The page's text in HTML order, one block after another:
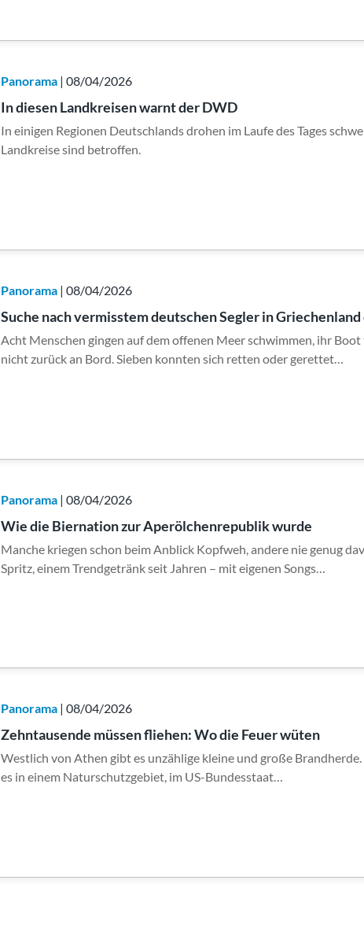
Panorama | 08/04/2026
In diesen Landkreisen warnt der DWD
In einigen Regionen Deutschlands drohen im Laufe des Tages
Landkreise sind betroffen.
Panorama | 08/04/2026
Suche nach vermisstem deutschen Segler in
Acht Menschen gingen auf dem offenen Meer schwimmen, ihr
nicht zurück an Bord. Sieben konnten sich retten oder gerettet…
Panorama | 08/04/2026
Wie die Biernation zur Aperölchenrepublik wurde
Manche kriegen schon beim Anblick Kopfweh, andere nie genug
Spritz, einem Trendgetränk seit Jahren – mit eigenen Songs…
Panorama | 08/04/2026
Zehntausende müssen fliehen: Wo die Feuer wüten
Westlich von Athen gibt es unzählige kleine und große
es in einem Naturschutzgebiet, im US-Bundesstaat…